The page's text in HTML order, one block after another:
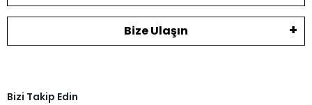
Bize Ulaşın
Bizi Takip Edin